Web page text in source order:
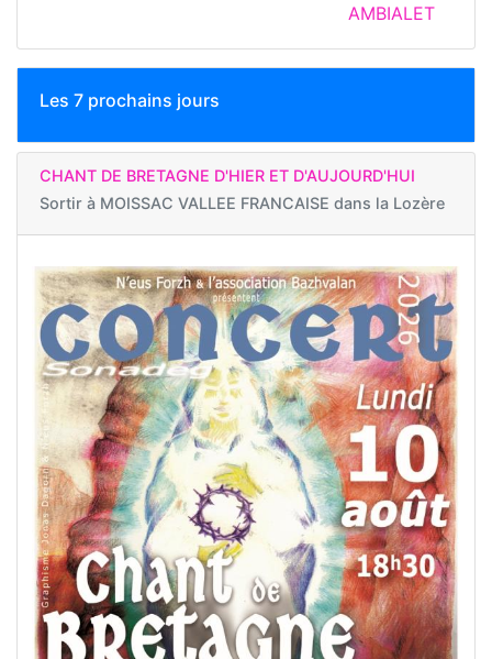
AMBIALET
Les 7 prochains jours
CHANT DE BRETAGNE D'HIER ET D'AUJOURD'HUI
Sortir à MOISSAC VALLEE FRANCAISE dans la Lozère